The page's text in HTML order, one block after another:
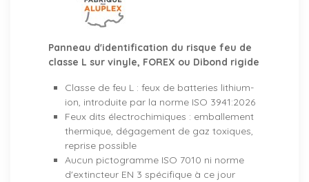
Panneau d'identification du risque feu de
classe L sur vinyle, FOREX ou Dibond rigide
Classe de feu L : feux de batteries lithium-
ion, introduite par la norme ISO 3941:2026
Feux dits électrochimiques : emballement
thermique, dégagement de gaz toxiques,
reprise possible
Aucun pictogramme ISO 7010 ni norme
d'extincteur EN 3 spécifique à ce jour